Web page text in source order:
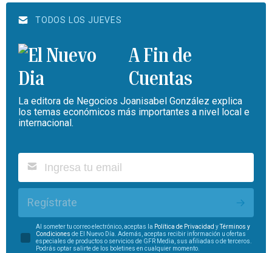
TODOS LOS JUEVES
A Fin de
Cuentas
La editora de Negocios Joanisabel González explica
los temas económicos más importantes a nivel local e
internacional.
Regístrate
Al someter tu correo electrónico, aceptas la Política de Privacidad yTérminos y
Condiciones de El Nuevo Día. Además, aceptas recibir información u ofertas
especiales de productos o servicios de GFR Media, sus afiliadas o de terceros.
Podrás optar salirte de los boletines en cualquier momento.